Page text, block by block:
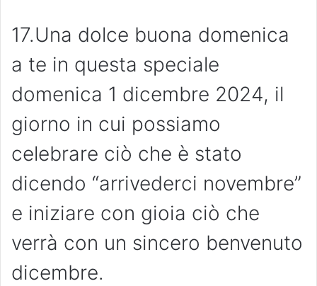
17.Una dolce buona domenica
a te in questa speciale
domenica 1 dicembre 2024, il
giorno in cui possiamo
celebrare ciò che è stato
dicendo “arrivederci novembre”
e iniziare con gioia ciò che
verrà con un sincero benvenuto
dicembre.